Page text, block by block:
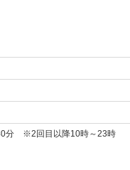
分 ※2回目以降10時～23時